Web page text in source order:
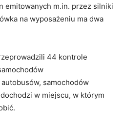
emitowanych m.in. przez silniki
na wyposażeniu ma dwa
44 kontrole
samochodów
w miejscu, w którym